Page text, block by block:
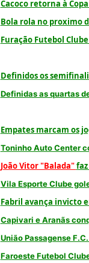
Cacoco retorna à
Bola rola no proximo
Furação Futebol
Definidos os
Definidas as quartas
Empates marcam os
Toninho Auto Center
João Vitor "Balada"
Vila Esporte Clube
Fabril avança invicto
Capivari e Aranãs
União Passagense
Faroeste Futebol